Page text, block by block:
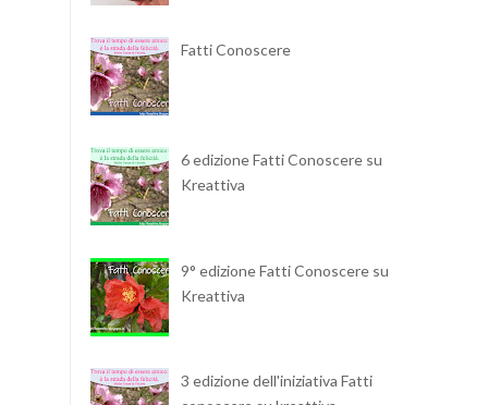
Fatti Conoscere
6 edizione Fatti Conoscere su
Kreattiva
9° edizione Fatti Conoscere su
Kreattiva
3 edizione dell'iniziativa Fatti